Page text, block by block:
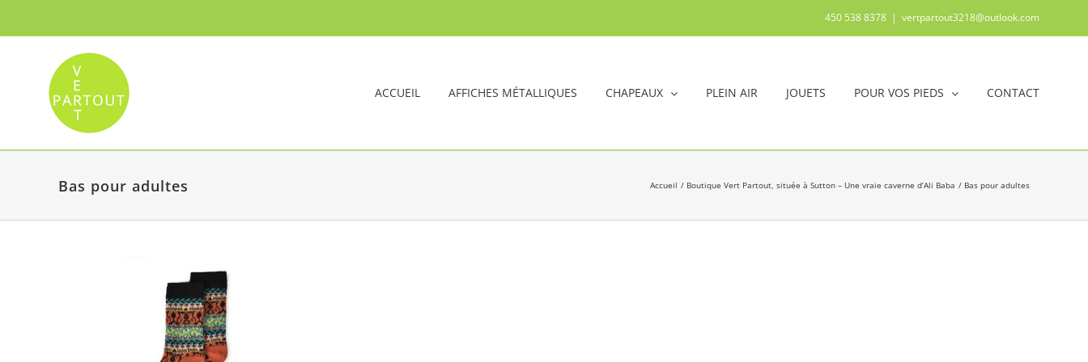
au
450 538 8378 | vertpartout3218@outlook.com
ACCUEIL AFFICHES MÉTALLIQUES CHAPEAUX PLEIN AIR JOUETS POUR VOS PIEDS CONTACT
Bas pour adultes Accueil Boutique Vert Partout, située à Sutton – Une vraie caverne d’Ali Baba Bas pour adultes